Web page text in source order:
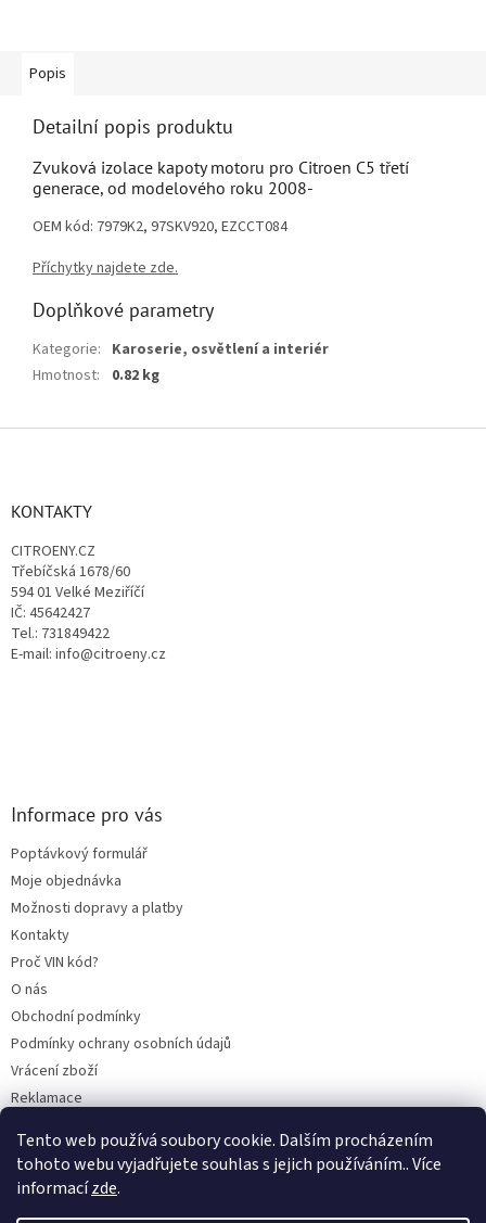
Tento web používá soubory cookie. Dalším procházením
tohoto webu vyjadřujete souhlas s jejich používáním.. Více
informacízde.
Popis
Detailní popis produktu
Zvuková izolace kapoty motoru pro Citroen C5 třetí
generace, od modelového roku 2008-
OEM kód: 7979K2, 97SKV920, EZCCT084
Příchytky najdete zde.
Doplňkové parametry
Kategorie: Karoserie, osvětlení a interiér
Hmotnost: 0.82 kg
Z
KONTAKTY
CITROENY.CZ
Třebíčská 1678/60
594 01 Velké Meziříčí
IČ: 45642427
Tel.: 731849422
E-mail: info@citroeny.cz
Informace pro vás
Poptávkový formulář
Moje objednávka
Možnosti dopravy a platby
Kontakty
Proč VIN kód?
O nás
Obchodní podmínky
Podmínky ochrany osobních údajů
Vrácení zboží
Reklamace
BLOG